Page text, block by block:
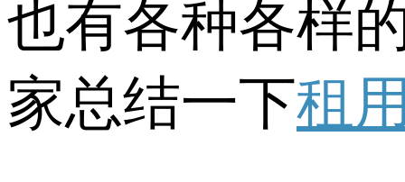
也有各种各样
家总结一下租